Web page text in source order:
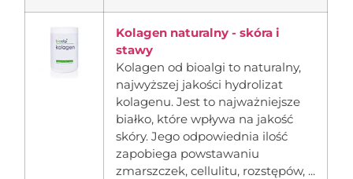
Kolagen naturalny - skóra i
stawy
Kolagen od bioalgi to naturalny,
najwyższej jakości hydrolizat
kolagenu. Jest to najważniejsze
białko, które wpływa na jakość
skóry. Jego odpowiednia ilość
zapobiega powstawaniu
zmarszczek, cellulitu, rozstępów, ...